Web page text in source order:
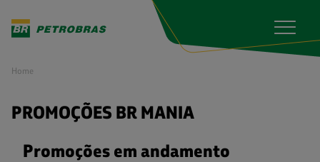
Home
PROMOÇÕES BR MANIA
Promoções em andamento